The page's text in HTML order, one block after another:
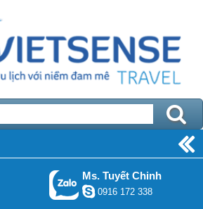
Ms. Tuyết Chinh
0916 172 338